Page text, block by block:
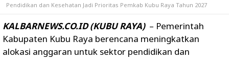
Pendidikan dan Kesehatan Jadi Prioritas Pemkab Kubu Raya Tahun 2027
KALBARNEWS.CO.ID (KUBU RAYA) – Pemerintah
Kabupaten Kubu Raya berencana meningkatkan
alokasi anggaran untuk sektor pendidikan dan